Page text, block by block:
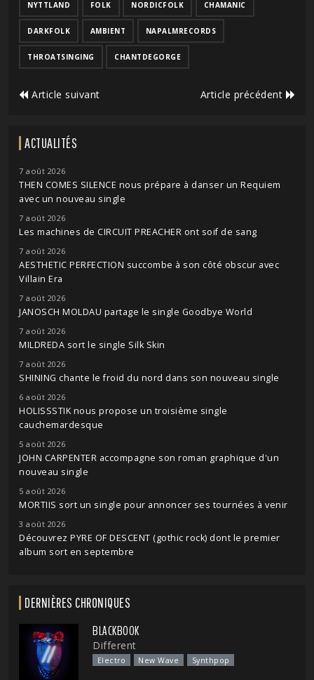
NYTTLAND FOLK NORDICFOLK CHAMANIC
DARKFOLK AMBIENT NAPALMRECORDS
THROATSINGING CHANTDEGORGE
Article suivant Article précédent
ACTUALITÉS
7 août 2026
THEN COMES SILENCE nous prépare à danser un Requiem
avec un nouveau single
7 août 2026
Les machines de CIRCUIT PREACHER ont soif de sang
7 août 2026
AESTHETIC PERFECTION succombe à son côté obscur avec
Villain Era
7 août 2026
JANOSCH MOLDAU partage le single Goodbye World
7 août 2026
MILDREDA sort le single Silk Skin
7 août 2026
SHINING chante le froid du nord dans son nouveau single
6 août 2026
HOLISSSTIK nous propose un troisième single
cauchemardesque
5 août 2026
JOHN CARPENTER accompagne son roman graphique d'un
nouveau single
5 août 2026
MORTIIS sort un single pour annoncer ses tournées à venir
3 août 2026
Découvrez PYRE OF DESCENT (gothic rock) dont le premier
album sort en septembre
DERNIÈRES CHRONIQUES
BLACKBOOK
Different
Electro New Wave Synthpop